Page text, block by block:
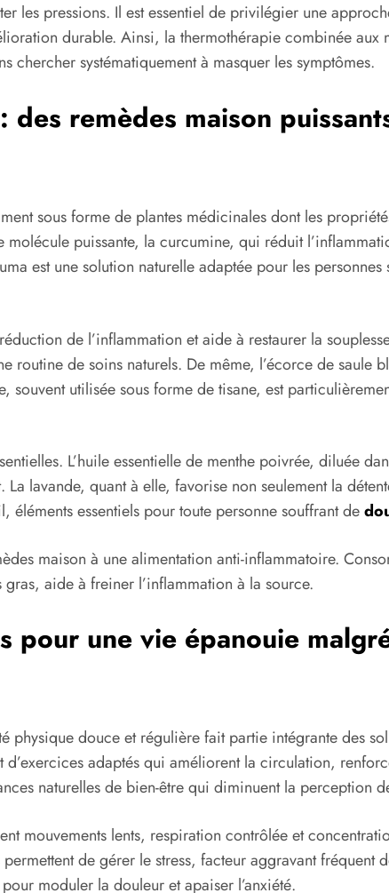
les pressions. Il est essentiel de privilégier une
durable. Ainsi, la thermothérapie combinée aux
systématiquement à masquer les symptômes.
remèdes maison
sous forme de plantes médicinales dont les
puissante, la curcumine, qui réduit
est une solution naturelle adaptée pour les personnes
de l’inflammation et aide à restaurer la
de soins naturels. De même, l’écorce de saule
utilisée sous forme de tisane, est
L’huile essentielle de menthe poivrée, diluée
lavande, quant à elle, favorise non seulement la
essentiels pour toute personne souffrant de
maison à une alimentation anti-inflammatoire.
aide à freiner l’inflammation à la source.
pour une vie épanouie
douce et régulière fait partie intégrante des
adaptés qui améliorent la circulation,
naturelles de bien-être qui diminuent la perception
mouvements lents, respiration contrôlée et
de gérer le stress, facteur aggravant fréquent
moduler la douleur et apaiser l’anxiété.